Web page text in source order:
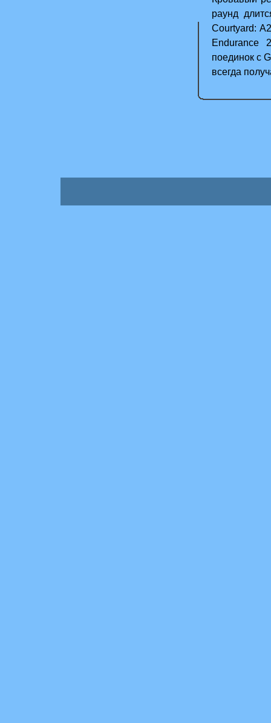
раунд
Courtyard:
Endurance
поединок с
всегда